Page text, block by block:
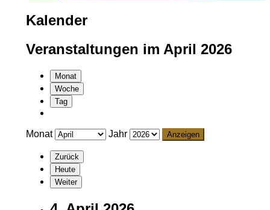
Kalender
Veranstaltungen im April 2026
Monat
Woche
Tag
Monat Jahr
Zurück
Heute
Weiter